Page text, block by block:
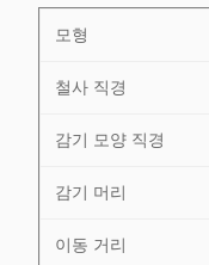
모형
철사 직경
감기 모양 직경
감기 머리
이동 거리